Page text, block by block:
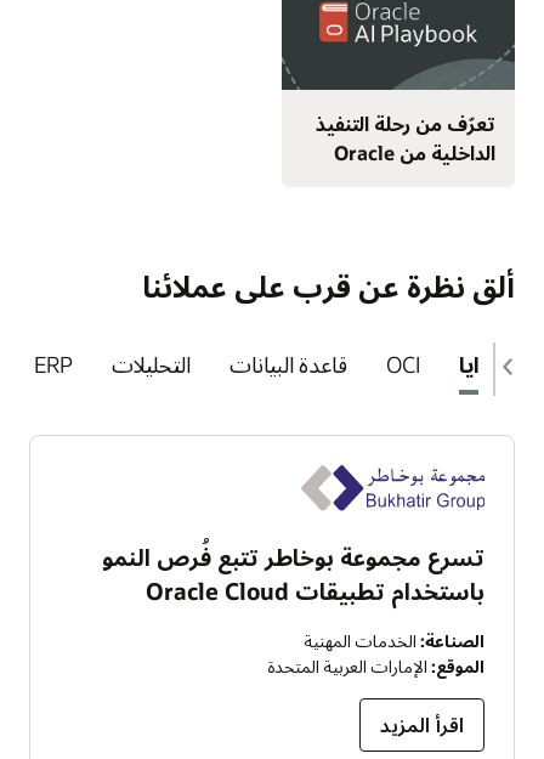
تعرّف من رحلة التنفيذ
الداخلية من Oracle
ألق نظرة عن قرب على عملائنا
المزايا OCI قاعدة البيانات التحليلات ERP
تسرع مجموعة بوخاطر تتبع فُرص النمو
باستخدام تطبيقات Oracle Cloud
الصناعة: الخدمات المهنية
الموقع: الإمارات العربية المتحدة
اقرأ المزيد